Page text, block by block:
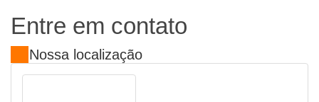
Entre em contato
Nossa localização